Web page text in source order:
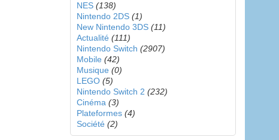
NES (138)
Nintendo 2DS (1)
New Nintendo 3DS (11)
Actualité (111)
Nintendo Switch (2907)
Mobile (42)
Musique (0)
LEGO (5)
Nintendo Switch 2 (232)
Cinéma (3)
Plateformes (4)
Société (2)